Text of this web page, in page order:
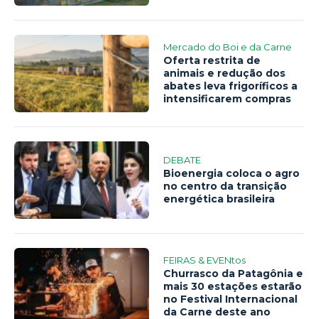
Mercado do Boi e da Carne
Oferta restrita de
animais e redução dos
abates leva frigoríficos a
intensificarem compras
DEBATE
Bioenergia coloca o agro
no centro da transição
energética brasileira
FEIRAS & EVENtos
Churrasco da Patagônia e
mais 30 estações estarão
no Festival Internacional
da Carne deste ano